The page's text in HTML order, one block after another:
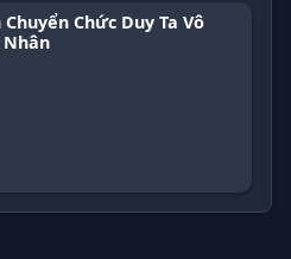
Chuyển Chức Duy Ta Vô
Nhân